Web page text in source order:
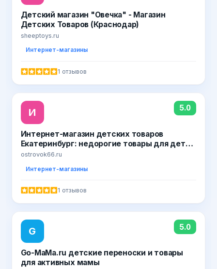
Детский магазин "Овечка" - Магазин
Детских Товаров (Краснодар)
sheeptoys.ru
Интернет-магазины
1 отзывов
И 5.0
Интернет-магазин детских товаров
Екатеринбург: недорогие товары для детей
на сайте Островок детства
ostrovok66.ru
Интернет-магазины
1 отзывов
G 5.0
Go-MaMa.ru детские переноски и товары
для активных мамы